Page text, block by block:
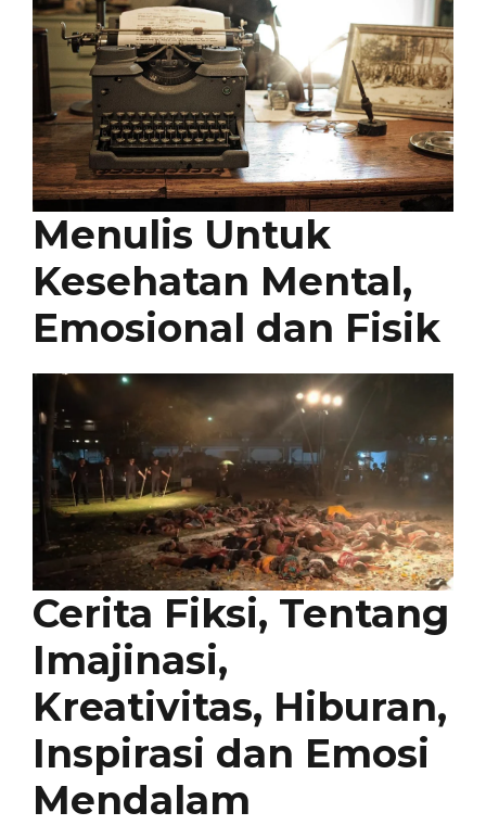
Menulis Untuk
Kesehatan Mental,
Emosional dan Fisik
Cerita Fiksi, Tentang
Imajinasi,
Kreativitas, Hiburan,
Inspirasi dan Emosi
Mendalam